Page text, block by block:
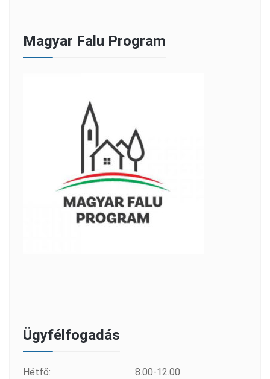
Magyar Falu Program
Ügyfélfogadás
Hétfő:
8.00-12.00